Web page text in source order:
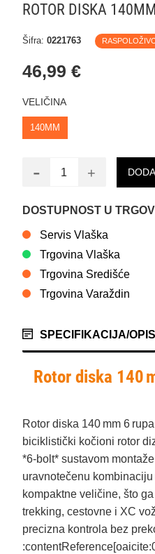
ROTOR DISKA
Šifra: 0221763
46,99 €
VELIČINA
140MM
- +
DOSTUPNOST U
Servis Vlaška
Trgovina Vlaška
Trgovina Središće
Trgovina Varaždin
SPECIFIKACIJA/OPIS
Rotor diska 140
Rotor diska 140 mm 6
biciklistički kočioni rotor
*6‑bolt* sustavom
uravnotečenu
kompaktne veličine, što
trekking, cestovne i XC
precizna kontrola bez